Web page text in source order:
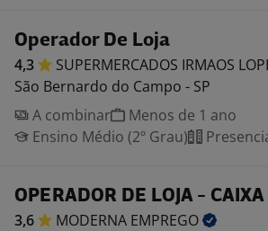
Operador De Loja
4,3 SUPERMERCADOS IRMAOS
São Bernardo do Campo - SP
A combinar
Menos de 1 ano
Ensino Médio (2º Grau)
OPERADOR DE LOJA - CAIXA
3,6 MODERNA EMPREGO